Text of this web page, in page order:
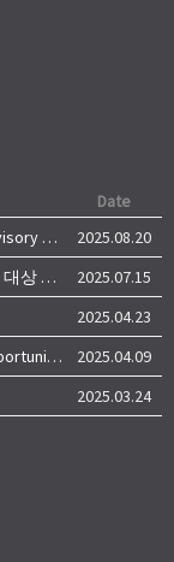
Date
Call for Applications: 2025 Korea Technology Advisory Group (K-TAG)
2025.08.20
과총-한국은행 주관 이공계 분야 석·박사 학위자 대상 서베이
2025.07.15
2025.04.23
i-Drone 2025, Deadline Extended & Exclusive Opportunity to Travel to Korea!
2025.04.09
2025.03.24